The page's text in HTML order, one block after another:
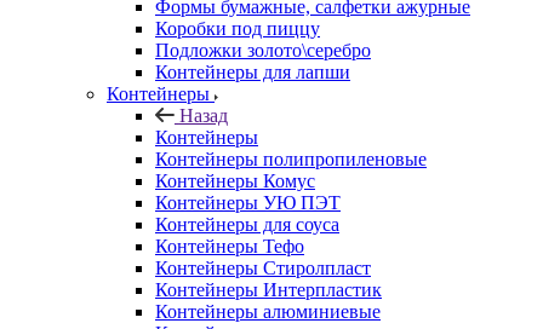
Формы бумажные, салфетки ажурные
Коробки под пиццу
Подложки золото\серебро
Контейнеры для лапши
Контейнеры
Назад
Контейнеры
Контейнеры полипропиленовые
Контейнеры Комус
Контейнеры УЮ ПЭТ
Контейнеры для соуса
Контейнеры Тефо
Контейнеры Стиролпласт
Контейнеры Интерпластик
Контейнеры алюминиевые